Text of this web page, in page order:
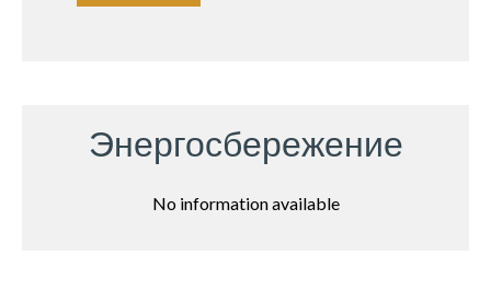
Энергосбережение
No information available